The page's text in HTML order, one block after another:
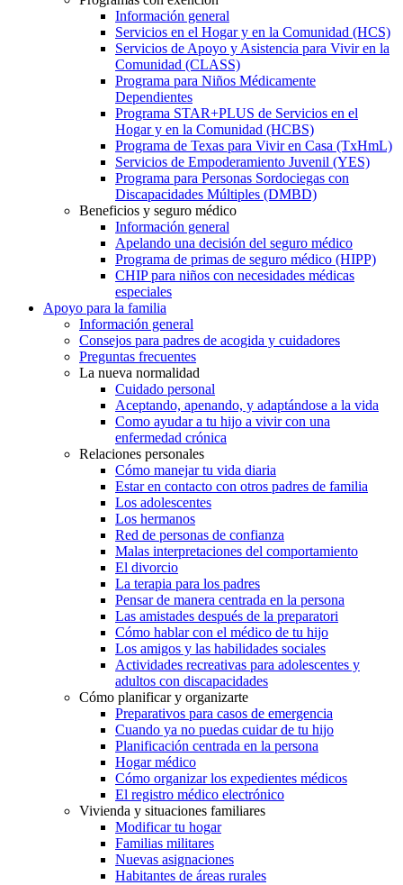
Información general
Servicios en el Hogar y en la Comunidad (HCS)
Servicios de Apoyo y Asistencia para Vivir en la
Comunidad (CLASS)
Programa para Niños Médicamente
Dependientes
Programa STAR+PLUS de Servicios en el
Hogar y en la Comunidad (HCBS)
Programa de Texas para Vivir en Casa (TxHmL)
Servicios de Empoderamiento Juvenil (YES)
Programa para Personas Sordociegas con
Discapacidades Múltiples (DMBD)
Beneficios y seguro médico
Información general
Apelando una decisión del seguro médico
Programa de primas de seguro médico (HIPP)
CHIP para niños con necesidades médicas
especiales
Apoyo para la familia
Información general
Consejos para padres de acogida y cuidadores
Preguntas frecuentes
La nueva normalidad
Cuidado personal
Aceptando, apenando, y adaptándose a la vida
Como ayudar a tu hijo a vivir con una
enfermedad crónica
Relaciones personales
Cómo manejar tu vida diaria
Estar en contacto con otros padres de familia
Los adolescentes
Los hermanos
Red de personas de confianza
Malas interpretaciones del comportamiento
El divorcio
La terapia para los padres
Pensar de manera centrada en la persona
Las amistades después de la preparatori
Cómo hablar con el médico de tu hijo
Los amigos y las habilidades sociales
Actividades recreativas para adolescentes y
adultos con discapacidades
Cómo planificar y organizarte
Preparativos para casos de emergencia
Cuando ya no puedas cuidar de tu hijo
Planificación centrada en la persona
Hogar médico
Cómo organizar los expedientes médicos
El registro médico electrónico
Vivienda y situaciones familiares
Modificar tu hogar
Familias militares
Nuevas asignaciones
Habitantes de áreas rurales